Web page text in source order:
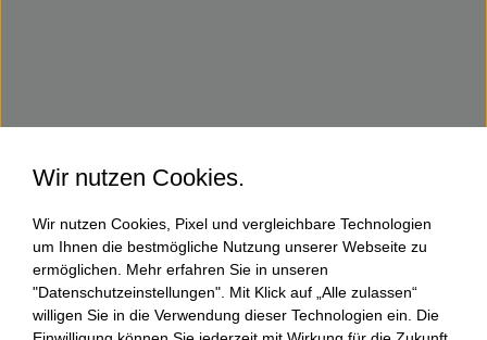
Wir nutzen Cookies.
Wir nutzen Cookies, Pixel und vergleichbare Technologien
um Ihnen die bestmögliche Nutzung unserer Webseite zu
ermöglichen. Mehr erfahren Sie in unseren
"Datenschutzeinstellungen". Mit Klick auf „Alle zulassen“
willigen Sie in die Verwendung dieser Technologien ein. Die